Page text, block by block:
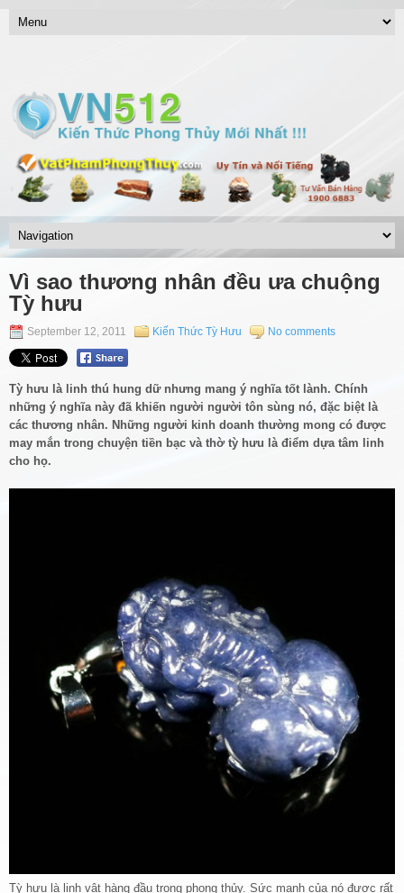
Vì sao thương nhân đều ưa chuộng
Tỳ hưu
September 12, 2011 Kiến Thức Tỳ Hưu No comments
Tỳ hưu là linh thú hung dữ nhưng mang ý nghĩa tốt lành. Chính
những ý nghĩa này đã khiến người người tôn sùng nó, đặc biệt là
các thương nhân. Những người kinh doanh thường mong có được
may mắn trong chuyện tiền bạc và thờ tỳ hưu là điểm dựa tâm linh
cho họ.
Tỳ hưu là linh vật hàng đầu trong phong thủy. Sức mạnh của nó được rất